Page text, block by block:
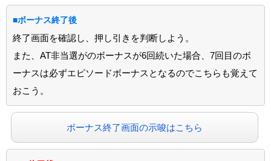
■ボーナス終了後
終了画面を確認し、押し引きを判断しよう。
また、AT非当選がのボーナスが6回続いた場合、7回目のボ
ーナスは必ずエピソードボーナスとなるのでこちらも覚えて
おこう。
ボーナス終了画面の示唆はこちら